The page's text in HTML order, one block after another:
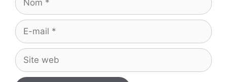
E-
mail
Site
web